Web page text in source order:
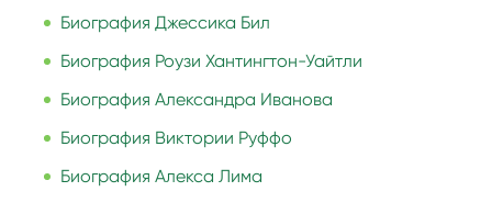
Биография Джессика Бил
Биография Роузи Хантингтон-Уайтли
Биография Александра Иванова
Биография Виктории Руффо
Биография Алекса Лима